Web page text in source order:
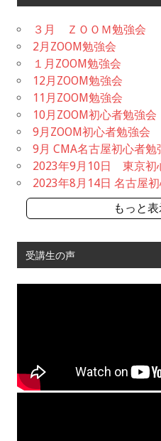
３月 ＺＯＯＭ勉強会
2月ZOOM勉強会
１月ZOOM勉強会
12月ZOOM勉強会
11月ZOOM勉強会
10月ZOOM初心者勉強会
9月ZOOM初心者勉強会
9月 CMA名古屋初心者勉
2023年9月10日 東京初
2023年8月14日 名古屋
もっと
受講生の声